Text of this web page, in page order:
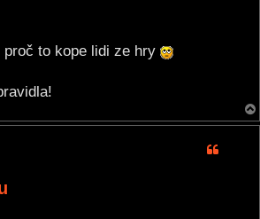
proč to kope lidi ze hry